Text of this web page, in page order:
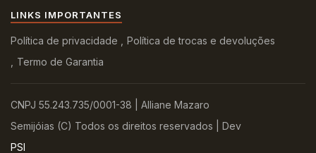
LINKS IMPORTANTES
Política de privacidade
Política de trocas e devoluções
Termo de Garantia
CNPJ 55.243.735/0001-38 | Alliane Mazaro
Semijóias (C) Todos os direitos reservados | Dev
PSI